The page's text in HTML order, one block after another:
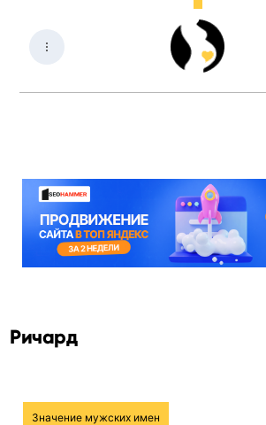
Ричард
Значение мужских имен